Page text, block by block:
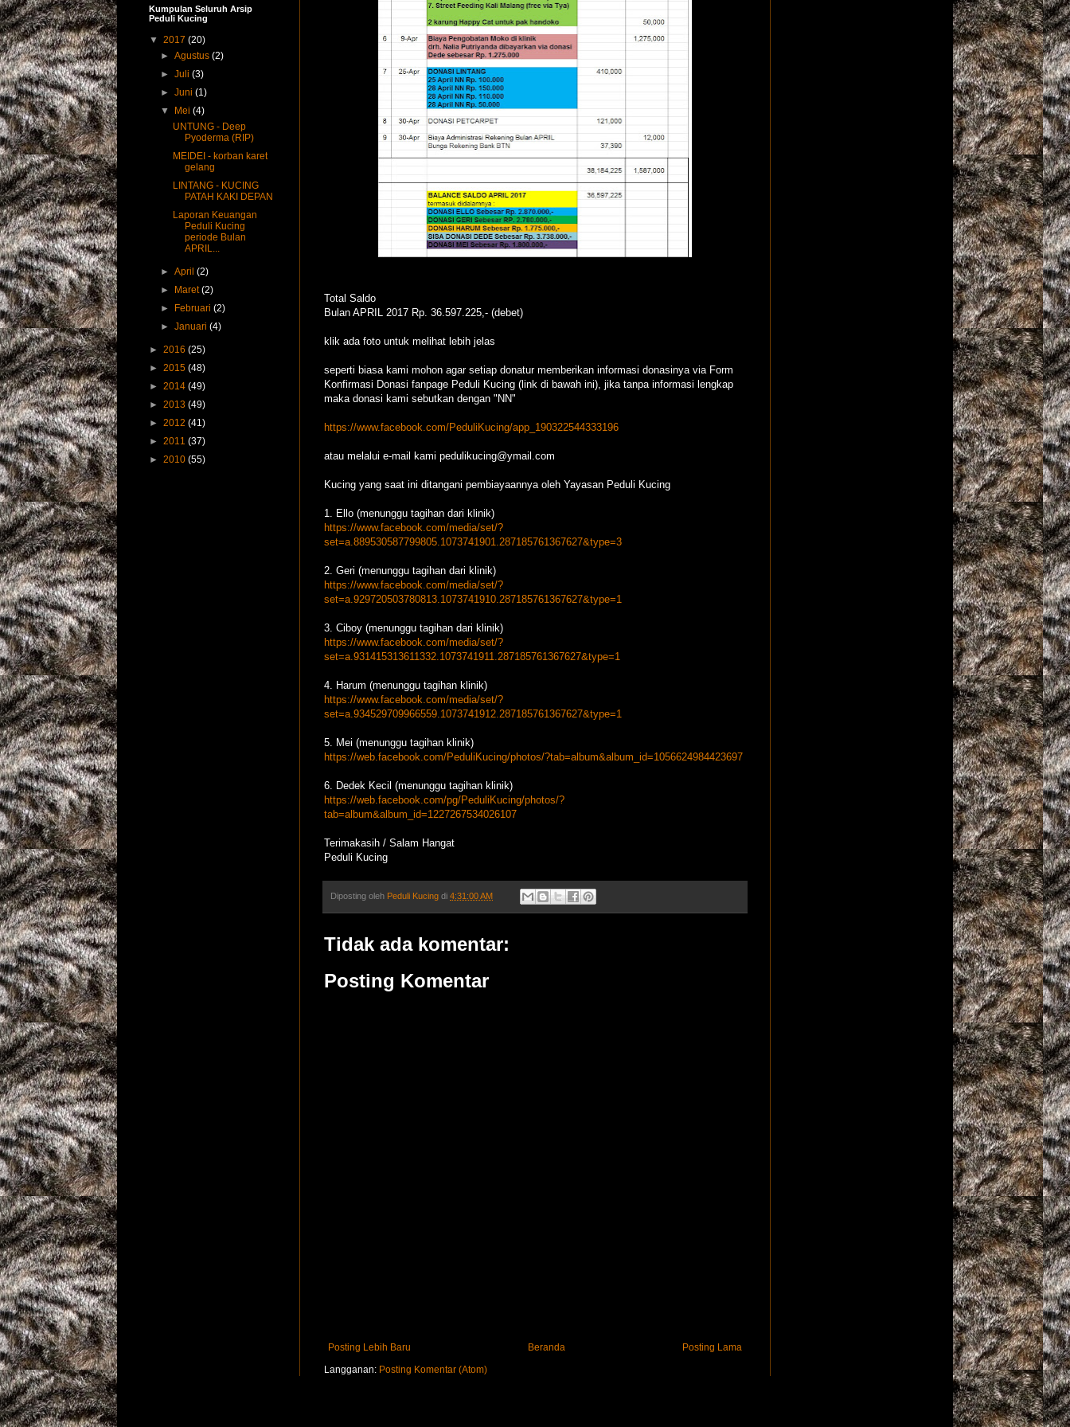
Total Saldo
Bulan APRIL 2017 Rp. 36.597.225,- (debet)
klik ada foto untuk melihat lebih jelas
seperti biasa kami mohon agar setiap donatur memberikan informasi donasinya via Form
Konfirmasi Donasi fanpage Peduli Kucing (link di bawah ini), jika tanpa informasi lengkap
maka donasi kami sebutkan dengan "NN"
https://www.facebook.com/PeduliKucing/app_190322544333196
atau melalui e-mail kami pedulikucing@ymail.com
Kucing yang saat ini ditangani pembiayaannya oleh Yayasan Peduli Kucing
1. Ello (menunggu tagihan dari klinik)
https://www.facebook.com/media/set/?
set=a.889530587799805.1073741901.287185761367627&type=3
2. Geri (menunggu tagihan dari klinik)
https://www.facebook.com/media/set/?
set=a.929720503780813.1073741910.287185761367627&type=1
3. Ciboy (menunggu tagihan dari klinik)
https://www.facebook.com/media/set/?
set=a.931415313611332.1073741911.287185761367627&type=1
4. Harum (menunggu tagihan klinik)
https://www.facebook.com/media/set/?
set=a.934529709966559.1073741912.287185761367627&type=1
5. Mei (menunggu tagihan klinik)
https://web.facebook.com/PeduliKucing/photos/?tab=album&album_id=1056624984423697
6. Dedek Kecil (menunggu tagihan klinik)
https://web.facebook.com/pg/PeduliKucing/photos/?
tab=album&album_id=1227267534026107
Terimakasih / Salam Hangat
Peduli Kucing
Diposting oleh Peduli Kucing di 4:31:00 AM
Tidak ada komentar:
Posting Komentar
Posting Lebih Baru Posting Lama
Beranda
Langganan: Posting Komentar (Atom)
Kumpulan Seluruh Arsip
Peduli Kucing
▼ 2017 (20)
►Agustus(2)
►Juli(3)
►Juni(1)
▼ Mei(4)
UNTUNG - Deep
Pyoderma (RIP)
MEIDEI - korban karet
gelang
LINTANG - KUCING
PATAH KAKI DEPAN
Laporan Keuangan
Peduli Kucing
periode Bulan
APRIL...
►April(2)
► Maret(2)
► Februari(2)
►Januari(4)
► 2016 (25)
► 2015 (48)
► 2014 (49)
► 2013 (49)
► 2012 (41)
► 2011 (37)
► 2010 (55)